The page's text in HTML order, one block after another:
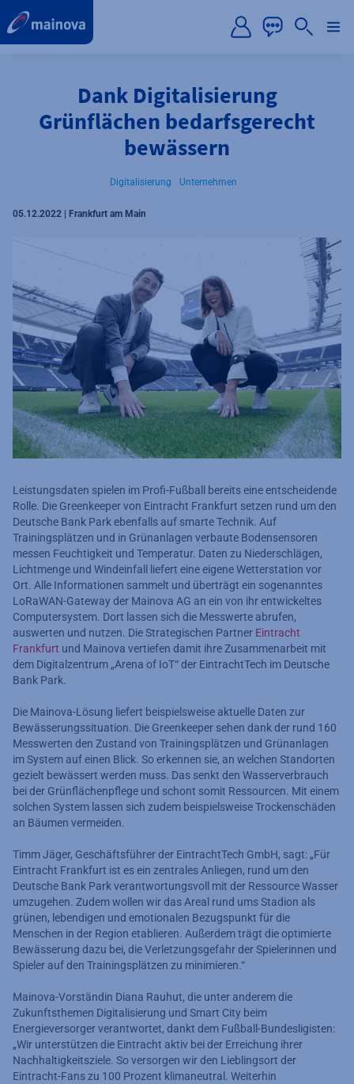
Dank Digitalisierung
Grünflächen bedarfsgerecht
bewässern
Digitalisierung Unternehmen
05.12.2022 | Frankfurt am Main
Leistungsdaten spielen im Profi-Fußball bereits eine entscheidende
Rolle. Die Greenkeeper von Eintracht Frankfurt setzen rund um den
Deutsche Bank Park ebenfalls auf smarte Technik. Auf
Trainingsplätzen und in Grünanlagen verbaute Bodensensoren
messen Feuchtigkeit und Temperatur. Daten zu Niederschlägen,
Lichtmenge und Windeinfall liefert eine eigene Wetterstation vor
Ort. Alle Informationen sammelt und überträgt ein sogenanntes
LoRaWAN-Gateway der Mainova AG an ein von ihr entwickeltes
Computersystem. Dort lassen sich die Messwerte abrufen,
auswerten und nutzen. Die Strategischen Partner Eintracht
Frankfurt und Mainova vertiefen damit ihre Zusammenarbeit mit
dem Digitalzentrum „Arena of IoT“ der EintrachtTech im Deutsche
Bank Park.
Die Mainova-Lösung liefert beispielsweise aktuelle Daten zur
Bewässerungssituation. Die Greenkeeper sehen dank der rund 160
Messwerten den Zustand von Trainingsplätzen und Grünanlagen
im System auf einen Blick. So erkennen sie, an welchen Standorten
gezielt bewässert werden muss. Das senkt den Wasserverbrauch
bei der Grünflächenpflege und schont somit Ressourcen. Mit einem
solchen System lassen sich zudem beispielsweise Trockenschäden
an Bäumen vermeiden.
Timm Jäger, Geschäftsführer der EintrachtTech GmbH, sagt: „Für
Eintracht Frankfurt ist es ein zentrales Anliegen, rund um den
Deutsche Bank Park verantwortungsvoll mit der Ressource Wasser
umzugehen. Zudem wollen wir das Areal rund ums Stadion als
grünen, lebendigen und emotionalen Bezugspunkt für die
Menschen in der Region etablieren. Außerdem trägt die optimierte
Bewässerung dazu bei, die Verletzungsgefahr der Spielerinnen und
Spieler auf den Trainingsplätzen zu minimieren.“
Mainova-Vorständin Diana Rauhut, die unter anderem die
Zukunftsthemen Digitalisierung und Smart City beim
Energieversorger verantwortet, dankt dem Fußball-Bundesligisten:
„Wir unterstützen die Eintracht aktiv bei der Erreichung ihrer
Nachhaltigkeitsziele. So versorgen wir den Lieblingsort der
Eintracht-Fans zu 100 Prozent klimaneutral. Weiterhin